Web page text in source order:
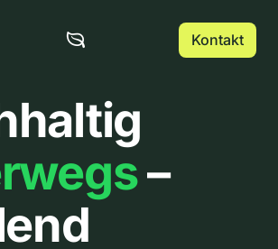
Kontakt
–